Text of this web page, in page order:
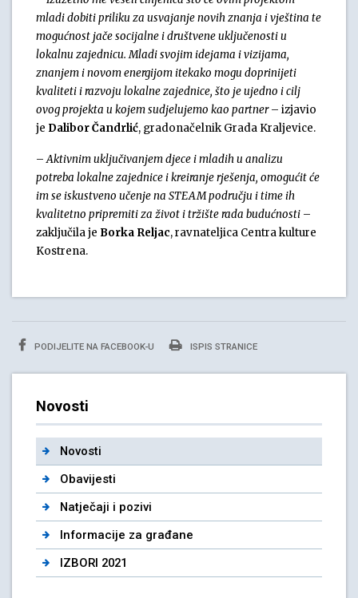
mladi dobiti priliku za usvajanje novih znanja i vještina te
mogućnost jače socijalne i društvene uključenosti u
lokalnu zajednicu. Mladi svojim idejama i vizijama,
znanjem i novom energijom itekako mogu doprinijeti
kvaliteti i razvoju lokalne zajednice, što je ujedno i cilj
ovog projekta u kojem sudjelujemo kao partner– izjavio
je Dalibor Čandrlić, gradonačelnik Grada Kraljevice.
–Aktivnim uključivanjem djece i mladih u analizu
potreba lokalne zajednice i kreiranje rješenja, omogućit će
im se iskustveno učenje na STEAM području i time ih
kvalitetno pripremiti za život i tržište rada budućnosti –
zaključila je Borka Reljac, ravnateljica Centra kulture
Kostrena.
PODIJELITE NA FACEBOOK-U ISPIS STRANICE
Novosti
Novosti
Obavijesti
Natječaji i pozivi
Informacije za građane
IZBORI 2021